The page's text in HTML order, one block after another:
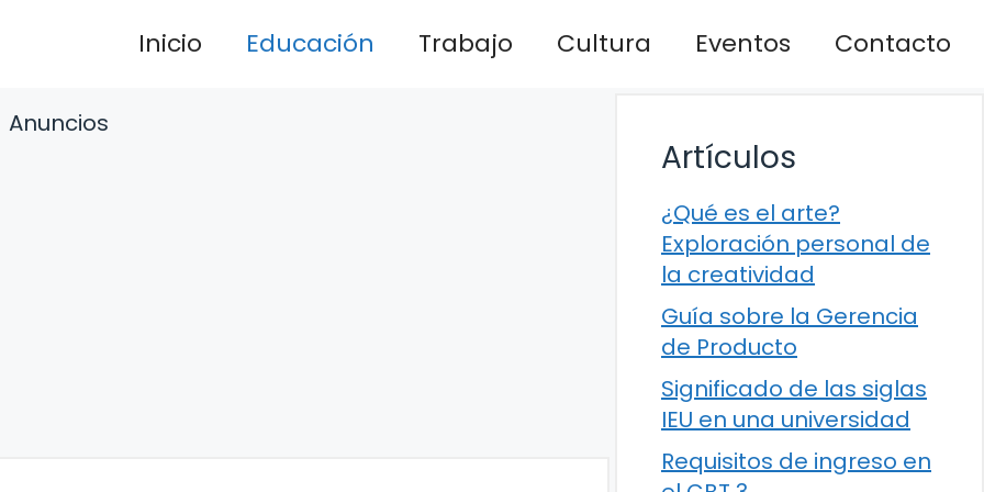
Inicio Educación Trabajo Cultura Eventos Contacto
Anuncios
Artículos
¿Qué es el arte?
Exploración personal de
la creatividad
Guía sobre la Gerencia
de Producto
Significado de las siglas
IEU en una universidad
Requisitos de ingreso en